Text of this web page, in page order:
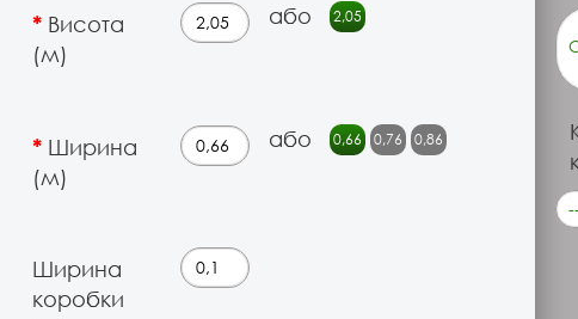
2,05
або
Висота
(м)
0,66 0,76 0,86
або
Ширина
(м)
Ширина
коробки